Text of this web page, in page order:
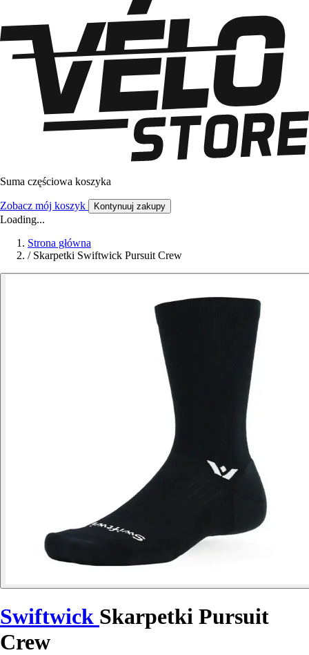
Suma częściowa koszyka
Zobacz mój koszyk Kontynuuj zakupy
Loading...
Strona główna
/ Skarpetki Swiftwick Pursuit Crew
Swiftwick Skarpetki Pursuit
Crew